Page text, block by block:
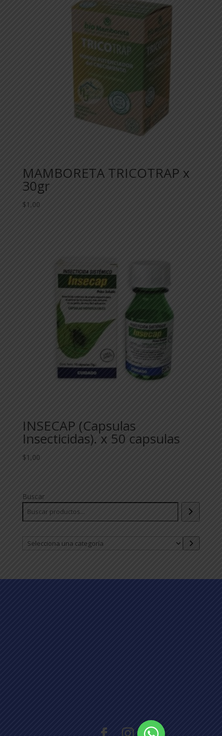
MAMBORETA TRICOTRAP x
30gr
$1,00
INSECAP (Capsulas
Insecticidas). x 50 capsulas
$1,00
Buscar
Selecciona
una